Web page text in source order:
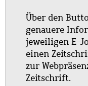
Über den
genauere
jeweiligen E-
einen
zur
Zeitschrift.